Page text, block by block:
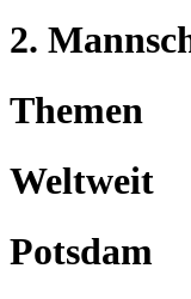
2.
Themen
Weltweit
Potsdam